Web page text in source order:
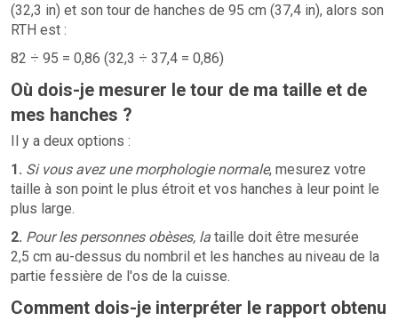
(32,3 in) et son tour de hanches de 95 cm (37,4 in), alors son
RTH est :
82 ÷ 95 = 0,86 (32,3 ÷ 37,4 = 0,86)
Où dois-je mesurer le tour de ma taille et de
mes hanches ?
Il y a deux options :
1. Si vous avez une morphologie normale, mesurez votre
taille à son point le plus étroit et vos hanches à leur point le
plus large.
2. Pour les personnes obèses, la taille doit être mesurée
2,5 cm au-dessus du nombril et les hanches au niveau de la
partie fessière de l'os de la cuisse.
Comment dois-je interpréter le rapport obtenu